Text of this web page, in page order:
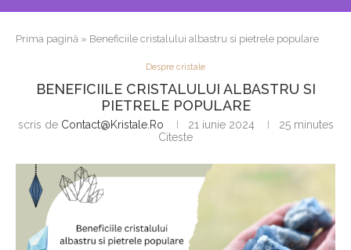
Prima pagină » Beneficiile cristalului albastru si pietrele populare
Despre cristale
BENEFICIILE CRISTALULUI ALBASTRU SI
PIETRELE POPULARE
scris de Contact@kristale.ro 21 iunie 2024
25 minutes
Citeste